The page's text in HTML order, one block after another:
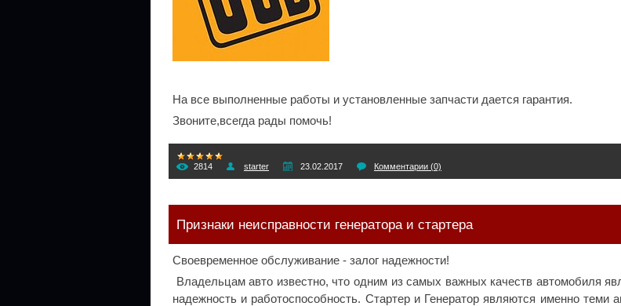
На все выполненные работы и установленные запчасти дается гарантия.
Звоните,всегда рады помочь!
2814 starter 23.02.2017 Комментарии (0)
Признаки неисправности генератора и стартера
Своевременное обслуживание - залог надежности!
Владельцам авто известно, что одним из самых важных качеств автомобиля
надежность и работоспособность. Стартер и Генератор являются именно теми